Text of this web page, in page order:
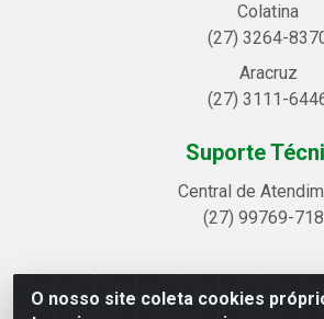
O nosso site coleta cookies
Colatina
(27) 3264-
Aracruz
(27) 3111-
Suporte
Central de
(27) 99769-
Linhavix Distribuidora LTDA -